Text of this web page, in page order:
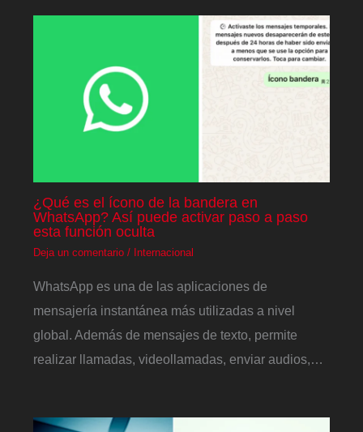
¿Qué es el ícono de la bandera en
WhatsApp? Así puede activar paso a paso
esta función oculta
Deja un comentario / Internacional
WhatsApp es una de las aplicaciones de
mensajería instantánea más utilizadas a nivel
global. Además de mensajes de texto, permite
realizar llamadas, videollamadas, enviar audios,…